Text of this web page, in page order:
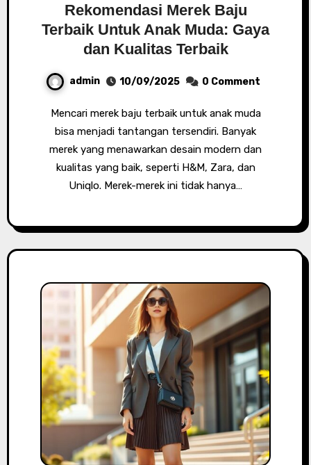
Rekomendasi Merek Baju
Terbaik Untuk Anak Muda: Gaya
dan Kualitas Terbaik
admin 10/09/2025 0 Comment
Mencari merek baju terbaik untuk anak muda
bisa menjadi tantangan tersendiri. Banyak
merek yang menawarkan desain modern dan
kualitas yang baik, seperti H&M, Zara, dan
Uniqlo. Merek-merek ini tidak hanya…